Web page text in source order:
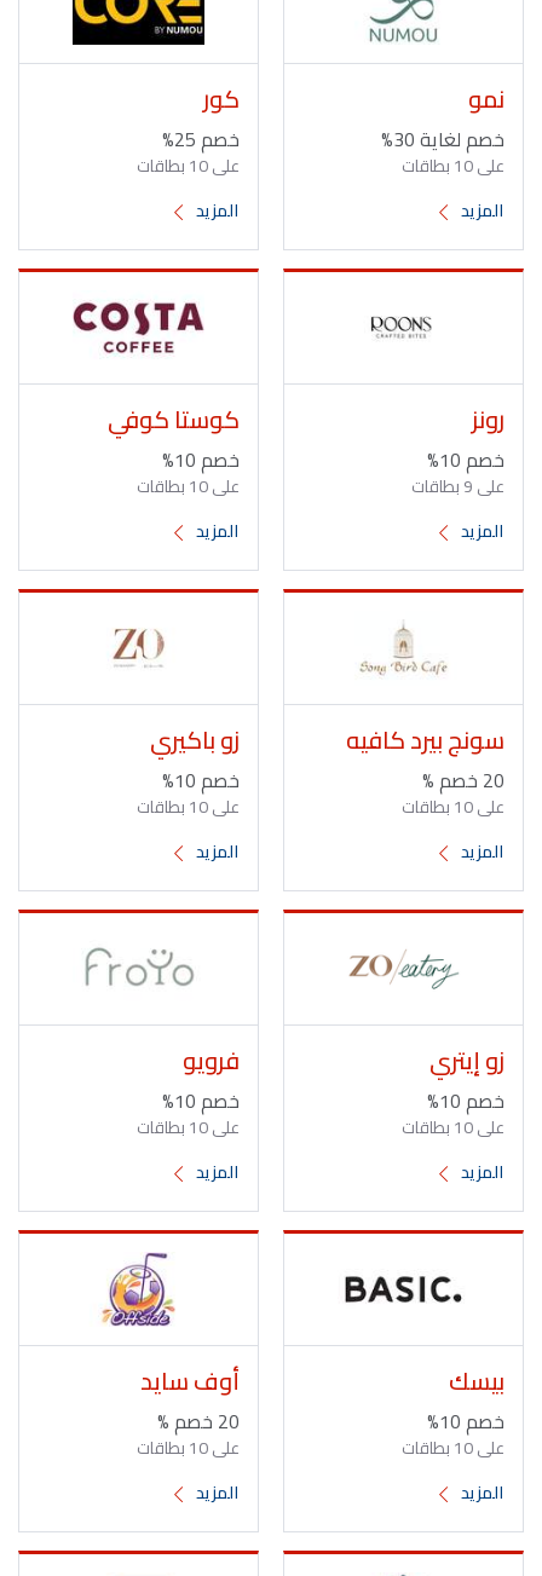
نمو
خصم لغاية 30%
على 10 بطاقات
المزيد
كور
خصم 25%
على 10 بطاقات
المزيد
رونز
خصم 10%
على 9 بطاقات
المزيد
كوستا كوفي
خصم 10%
على 10 بطاقات
المزيد
سونج بيرد كافيه
20 خصم %
على 10 بطاقات
المزيد
زو باكيري
خصم 10%
على 10 بطاقات
المزيد
زو إيتري
خصم 10%
على 10 بطاقات
المزيد
فرويو
خصم 10%
على 10 بطاقات
المزيد
بيسك
خصم 10%
على 10 بطاقات
المزيد
أوف سايد
20 خصم %
على 10 بطاقات
المزيد